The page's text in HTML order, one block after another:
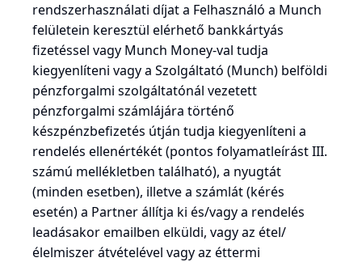
rendszerhasználati díjat a Felhasználó a Munch
felületein keresztül elérhető bankkártyás
fizetéssel vagy Munch Money-val tudja
kiegyenlíteni vagy a Szolgáltató (Munch) belföldi
pénzforgalmi szolgáltatónál vezetett
pénzforgalmi számlájára történő
készpénzbefizetés útján tudja kiegyenlíteni a
rendelés ellenértékét (pontos folyamatleírást III.
számú mellékletben található), a nyugtát
(minden esetben), illetve a számlát (kérés
esetén) a Partner állítja ki és/vagy a rendelés
leadásakor emailben elküldi, vagy az étel/
élelmiszer átvételével vagy az éttermi